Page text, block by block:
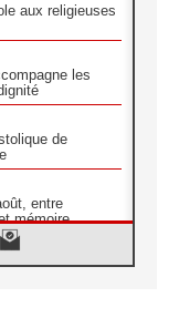
aux religieuses
les
de
entre
mémoire